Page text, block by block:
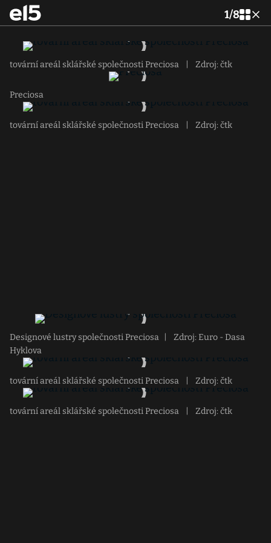
1/8
tovární areál sklářské společnosti Preciosa Zdroj: čtk
Preciosa
tovární areál sklářské společnosti Preciosa Zdroj: čtk
Designové lustry společnosti Preciosa
Zdroj: Euro - Dasa
Hyklova
tovární areál sklářské společnosti Preciosa Zdroj: čtk
tovární areál sklářské společnosti Preciosa Zdroj: čtk